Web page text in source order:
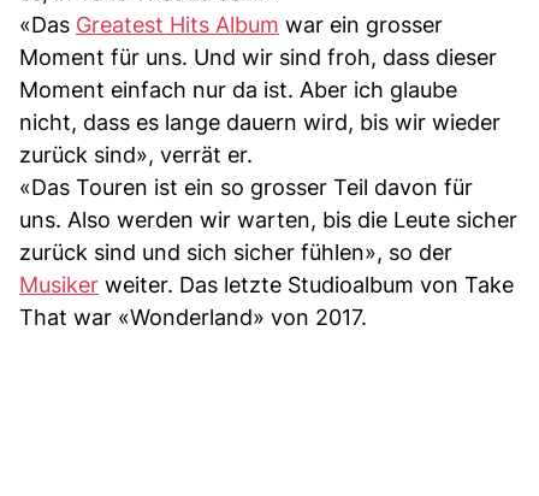
«Das Greatest Hits Album war ein grosser
Moment für uns. Und wir sind froh, dass dieser
Moment einfach nur da ist. Aber ich glaube
nicht, dass es lange dauern wird, bis wir wieder
zurück sind», verrät er.
«Das Touren ist ein so grosser Teil davon für
uns. Also werden wir warten, bis die Leute sicher
zurück sind und sich sicher fühlen», so der
Musiker weiter. Das letzte Studioalbum von Take
That war «Wonderland» von 2017.